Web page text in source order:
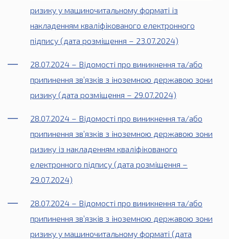
ризику у машиночитальному форматі із
накладенням кваліфікованого електронного
підпису (дата розміщення – 23.07.2024)
28.07.2024 – Відомості про виникнення та/або
припинення зв’язків з іноземною державою зони
ризику (дата розміщення – 29.07.2024)
28.07.2024 – Відомості про виникнення та/або
припинення зв’язків з іноземною державою зони
ризику із накладенням кваліфікованого
електронного підпису (дата розміщення –
29.07.2024)
28.07.2024 – Відомості про виникнення та/або
припинення зв’язків з іноземною державою зони
ризику у машиночитальному форматі (дата